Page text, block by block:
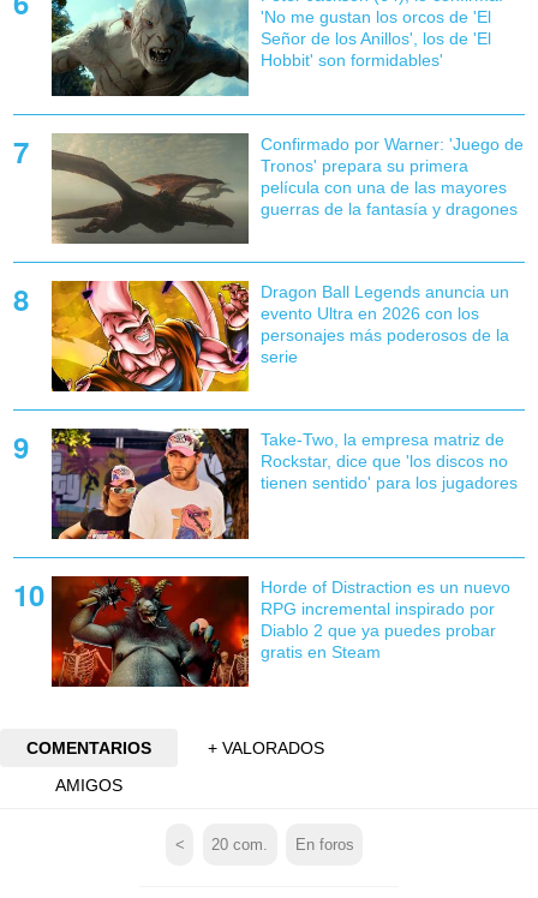
'No me gustan los orcos de 'El
Señor de los Anillos', los de 'El
Hobbit' son formidables'
Confirmado por Warner: 'Juego de
Tronos' prepara su primera
película con una de las mayores
guerras de la fantasía y dragones
Dragon Ball Legends anuncia un
evento Ultra en 2026 con los
personajes más poderosos de la
serie
Take-Two, la empresa matriz de
Rockstar, dice que 'los discos no
tienen sentido' para los jugadores
Horde of Distraction es un nuevo
RPG incremental inspirado por
Diablo 2 que ya puedes probar
gratis en Steam
COMENTARIOS
+ VALORADOS
AMIGOS
< 20 com. En foros